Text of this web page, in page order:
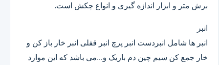
برش متر و ابزار اندازه گیری و انواع چکش است.
انبر
انبر ها شامل انبردست انبر پرچ انبر قفلی انبر خار باز کن و
خار جمع کن سیم چین دم باریک و...می باشد که این موارد